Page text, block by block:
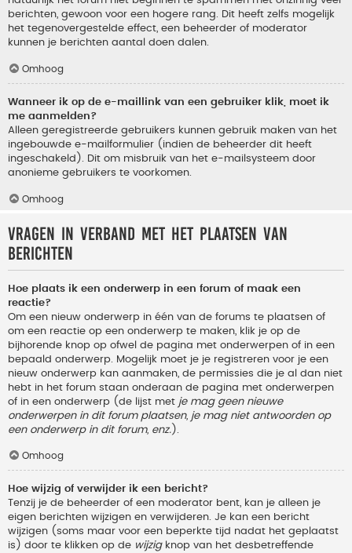
berichten, gewoon voor een hogere rang. Dit heeft zelfs mogelijk
het tegenovergestelde effect, een beheerder of moderator
kunnen je berichten aantal doen dalen.
Omhoog
Wanneer ik op de e-maillink van een gebruiker klik, moet ik
me aanmelden?
Alleen geregistreerde gebruikers kunnen gebruik maken van het
ingebouwde e-mailformulier (indien de beheerder dit heeft
ingeschakeld). Dit om misbruik van het e-mailsysteem door
anonieme gebruikers te voorkomen.
Omhoog
Vragen in verband met het plaatsen van
berichten
Hoe plaats ik een onderwerp in een forum of maak een
reactie?
Om een nieuw onderwerp in één van de forums te plaatsen of
om een reactie op een onderwerp te maken, klik je op de
bijhorende knop op ofwel de pagina met onderwerpen of in een
bepaald onderwerp. Mogelijk moet je je registreren voor je een
nieuw onderwerp kan aanmaken, de permissies die je al dan niet
hebt in het forum staan onderaan de pagina met onderwerpen
of in een onderwerp (de lijst met je mag geen nieuwe
onderwerpen in dit forum plaatsen, je mag niet antwoorden op
een onderwerp in dit forum, enz. ).
Omhoog
Hoe wijzig of verwijder ik een bericht?
Tenzij je de beheerder of een moderator bent, kan je alleen je
eigen berichten wijzigen en verwijderen. Je kan een bericht
wijzigen (soms maar voor een beperkte tijd nadat het geplaatst
is) door te klikken op de wijzigknop van het desbetreffende